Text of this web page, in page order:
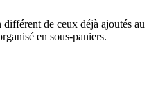
de ceux déjà ajoutés au
en sous-paniers.